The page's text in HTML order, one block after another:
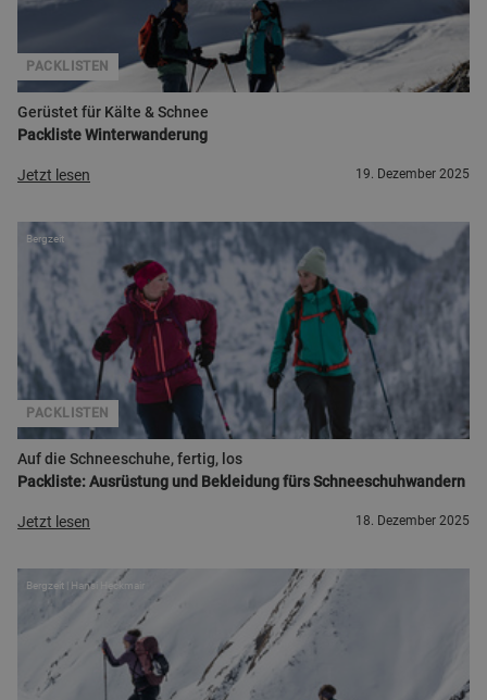
Gerüstet für Kälte & Schnee
Packliste Winterwanderung
PACKLISTEN
Jetzt lesen 19. Dezember 2025
Auf die Schneeschuhe, fertig, los
Packliste: Ausrüstung und Bekleidung fürs Schneeschuhwandern
PACKLISTEN
Bergzeit
Jetzt lesen 18. Dezember 2025
Bergzeit | Hansi Heckmair